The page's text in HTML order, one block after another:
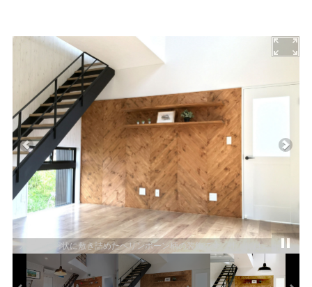
アイランドキッチンからの眺め。スタイリッシュなスリット階段
もお施主様こだわりの一つです。